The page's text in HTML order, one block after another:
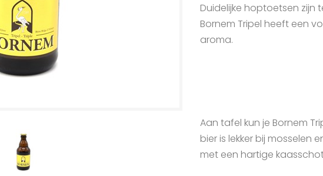
Duidelijke hoptoetsen zijn
Bornem Tripel heeft een
aroma.
Aan tafel kun je Bornem
bier is lekker bij mosselen
met een hartige